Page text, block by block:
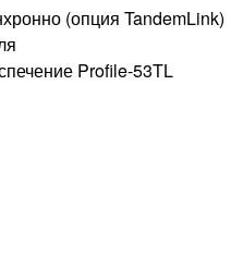
(опция TandemLink)
Profile-53TL